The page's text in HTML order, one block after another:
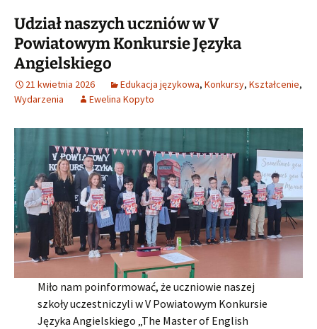
Udział naszych uczniów w V
Powiatowym Konkursie Języka
Angielskiego
21 kwietnia 2026 Edukacja językowa, Konkursy, Kształcenie,
Wydarzenia
Ewelina Kopyto
Miło nam poinformować, że uczniowie naszej
szkoły uczestniczyli w V Powiatowym Konkursie
Języka Angielskiego „The Master of English